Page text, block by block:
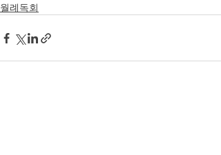
월례독회